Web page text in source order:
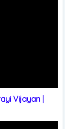
Vijayan |